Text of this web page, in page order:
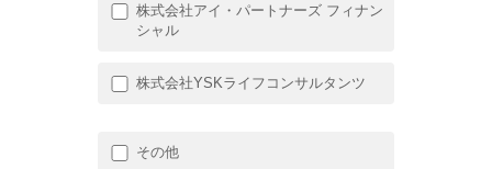
株式会社アイ・パートナーズ フィナン
シャル
株式会社YSKライフコンサルタンツ
その他